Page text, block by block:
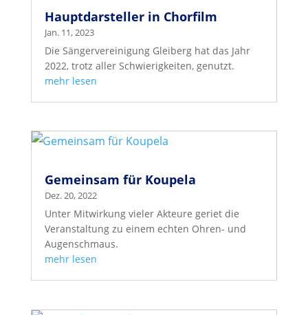
Hauptdarsteller in Chorfilm
Jan. 11, 2023
Die Sängervereinigung Gleiberg hat das Jahr
2022, trotz aller Schwierigkeiten, genutzt.
mehr lesen
Gemeinsam für Koupela
Dez. 20, 2022
Unter Mitwirkung vieler Akteure geriet die
Veranstaltung zu einem echten Ohren- und
Augenschmaus.
mehr lesen